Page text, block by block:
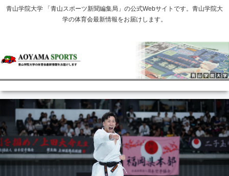
青山学院大学 「青山スポーツ新聞編集局」の公式Webサイトです。青山学院大
学の体育会最新情報をお届けします。